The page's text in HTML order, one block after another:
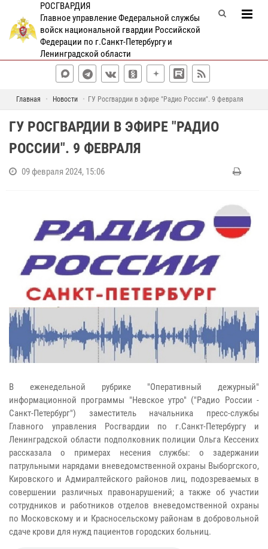
РОСГВАРДИЯ
Главное управление Федеральной службы
войск национальной гвардии Российской
Федерации по г.Санкт-Петербургу и
Ленинградской области
Главная Новости ГУ Росгвардии в эфире "Радио России". 9 февраля
ГУ РОСГВАРДИИ В ЭФИРЕ "РАДИО
РОССИИ". 9 ФЕВРАЛЯ
09 февраля 2024, 15:06
В еженедельной рубрике "Оперативный дежурный"
информационной программы "Невское утро" ("Радио России -
Санкт-Петербург") заместитель начальника пресс-службы
Главного управления Росгвардии по г.Санкт-Петербургу и
Ленинградской области подполковник полиции Ольга Кессених
рассказала о примерах несения службы: о задержании
патрульными нарядами вневедомственной охраны Выборгского,
Кировского и Адмиралтейского районов лиц, подозреваемых в
совершении различных правонарушений; а также об участии
сотрудников и работников отделов вневедомственной охраны
по Московскому и и Красносельскому районам в добровольной
сдаче крови для нужд пациентов городских больниц.